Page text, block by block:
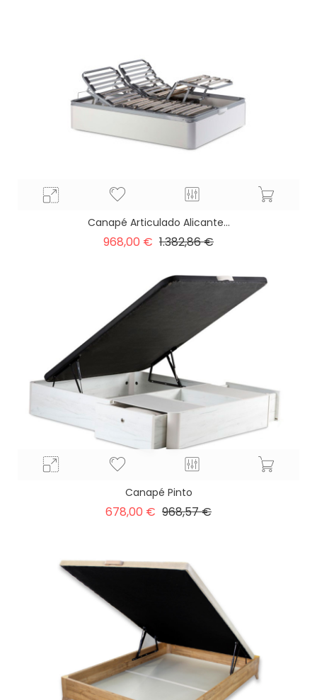
Canapé Articulado Alicante...
968,00 € Precio
1.382,86 €Precio
Canapé Pinto
678,00 € Precio
968,57 €Precio